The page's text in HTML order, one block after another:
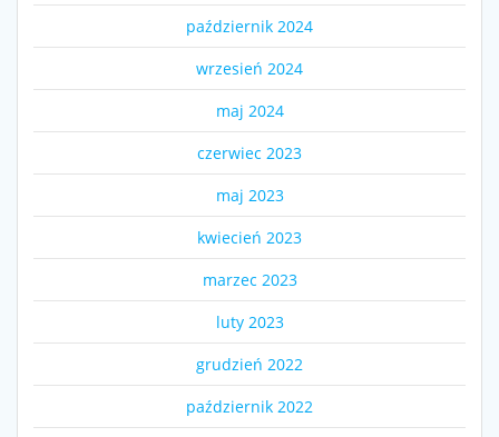
październik 2024
wrzesień 2024
maj 2024
czerwiec 2023
maj 2023
kwiecień 2023
marzec 2023
luty 2023
grudzień 2022
październik 2022